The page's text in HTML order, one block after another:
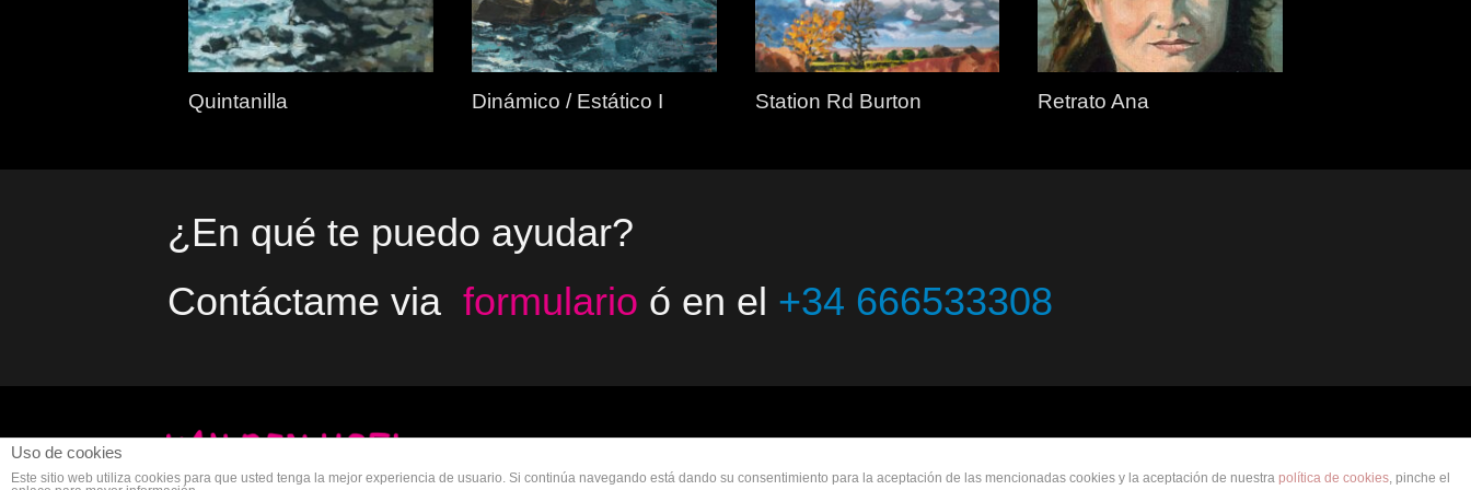
Quintanilla Dinámico / Estático I Station Rd Burton Retrato Ana
¿En qué te puedo ayudar?
Contáctame via formulario ó en el +34 666533308
Uso de cookies
Este sitio web utiliza cookies para que usted tenga la mejor experiencia de usuario. Si continúa navegando está dando su consentimiento para la aceptación de las mencionadas cookies y la aceptación de nuestra política de cookies, pinche el